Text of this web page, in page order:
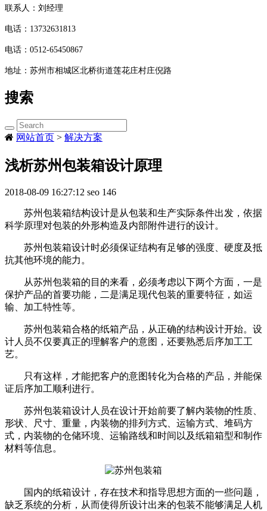
联系人：刘经理
电话： 13732631813
电话： 0512-65450867
地址： 苏州市相城区北桥街道莲花庄村庄倪路
搜索
网站首页 > 解决方案
浅析苏州包装箱设计原理
2018-08-09 16:27:12 seo 146
苏州包装箱结构设计是从包装和生产实际条件出发，依据
科学原理对包装的外形构造及内部附件进行的设计。
苏州包装箱设计时必须保证结构有足够的强度、硬度及抵
抗其他环境的能力。
从苏州包装箱的目的来看，必须考虑以下两个方面，一是
保护产品的首要功能，二是满足现代包装的重要特征，如运
输、加工特性等。
苏州包装箱合格的纸箱产品，从正确的结构设计开始。设
计人员不仅要真正的理解客户的意图，还要熟悉后序加工工
艺。
只有这样，才能把客户的意图转化为合格的产品，并能保
证后序加工顺利进行。
苏州包装箱设计人员在设计开始前要了解内装物的性质、
形状、尺寸、重量，内装物的排列方式、运输方式、堆码方
式，内装物的仓储环境、运输路线和时间以及纸箱箱型和制作
材料等信息。
国内的纸箱设计，存在技术和指导思想方面的一些问题，
缺乏系统的分析，从而使得所设计出来的包装不能够满足人机